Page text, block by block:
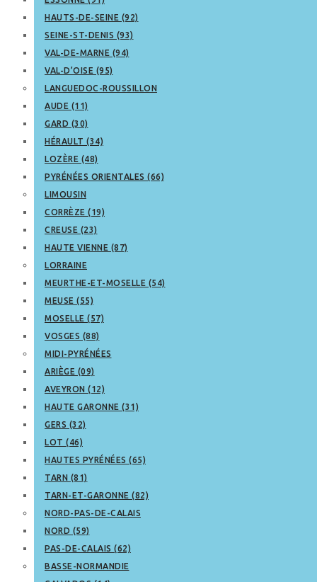
HAUTS-DE-SEINE (92)
SEINE-ST-DENIS (93)
VAL-DE-MARNE (94)
VAL-D’OISE (95)
LANGUEDOC-ROUSSILLON
AUDE (11)
GARD (30)
HÉRAULT (34)
LOZÈRE (48)
PYRÉNÉES ORIENTALES (66)
LIMOUSIN
CORRÈZE (19)
CREUSE (23)
HAUTE VIENNE (87)
LORRAINE
MEURTHE-ET-MOSELLE (54)
MEUSE (55)
MOSELLE (57)
VOSGES (88)
MIDI-PYRÉNÉES
ARIÈGE (09)
AVEYRON (12)
HAUTE GARONNE (31)
GERS (32)
LOT (46)
HAUTES PYRÉNÉES (65)
TARN (81)
TARN-ET-GARONNE (82)
NORD-PAS-DE-CALAIS
NORD (59)
PAS-DE-CALAIS (62)
BASSE-NORMANDIE